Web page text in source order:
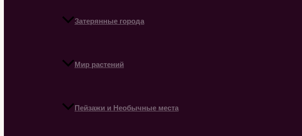
Затерянные города
Мир растений
Пейзажи и Необычные места